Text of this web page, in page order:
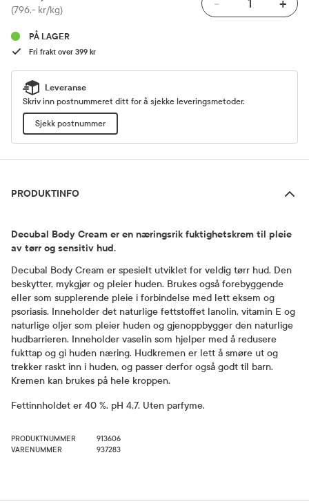
Pris
(796,- kr/kg) - +
PÅ LAGER
Fri frakt over 399 kr
Leveranse
Skriv inn postnummeret ditt for å sjekke leveringsmetoder.
Sjekk postnummer
PRODUKTINFO
Decubal Body Cream er en næringsrik fuktighetskrem til pleie
av tørr og sensitiv hud.
Decubal Body Cream er spesielt utviklet for veldig tørr hud. Den
beskytter, mykgjør og pleier huden. Brukes også forebyggende
eller som supplerende pleie i forbindelse med lett eksem og
psoriasis. Inneholder det naturlige fettstoffet lanolin, vitamin E og
naturlige oljer som pleier huden og gjenoppbygger den naturlige
hudbarrieren. Inneholder vaselin som hjelper med å redusere
fukttap og gi huden næring. Hudkremen er lett å smøre ut og
trekker raskt inn i huden, og passer derfor også godt til barn.
Kremen kan brukes på hele kroppen.
Fettinnholdet er 40 %. pH 4,7. Uten parfyme.
PRODUKTNUMMER
913606
VARENUMMER
937283